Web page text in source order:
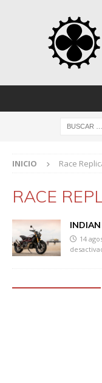
INICIO Race
RACE
INDIAN
14